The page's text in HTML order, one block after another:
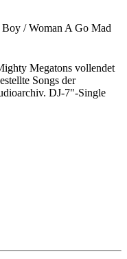
Boy / Woman A Go Mad
Megatons vollendet
Songs der
DJ-7"-Single